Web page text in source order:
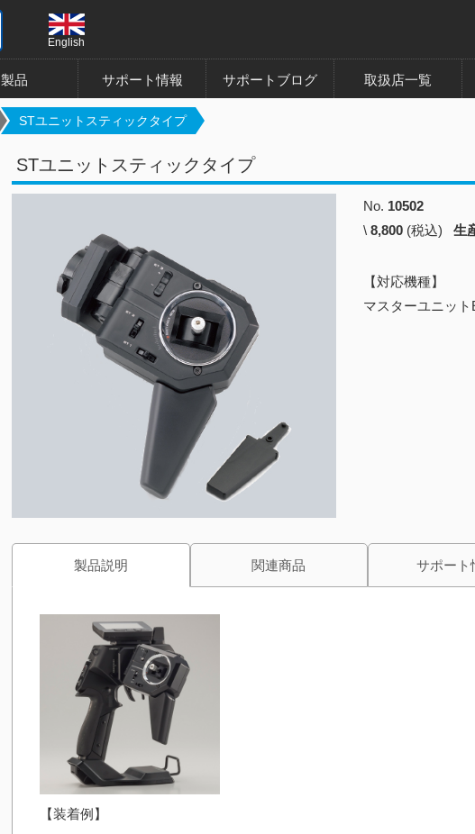
English
製品 サポート情報 サポートブログ 取扱店一覧
STユニットスティックタイプ
STユニットスティックタイプ
No. 10502
\ 8,800 (税込) 生
【対応機種】
マスターユニッ
製品説明 関連商品 サポート
【装着例】